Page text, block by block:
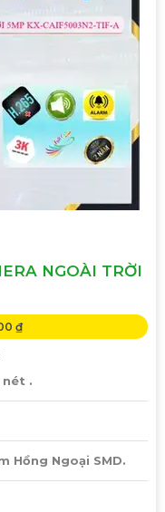
NGOÀI TRỜI
₫
nét .
Hồng Ngoại SMD.